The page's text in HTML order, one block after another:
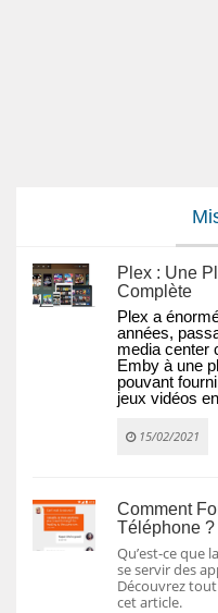
Plex : Une
Complète
Plex a
années,
media center
Emby à une
pouvant
jeux vidéos
15/02/2021
Comment
Téléphone ?
Qu’est-ce que
se servir des
Découvrez
cet article.